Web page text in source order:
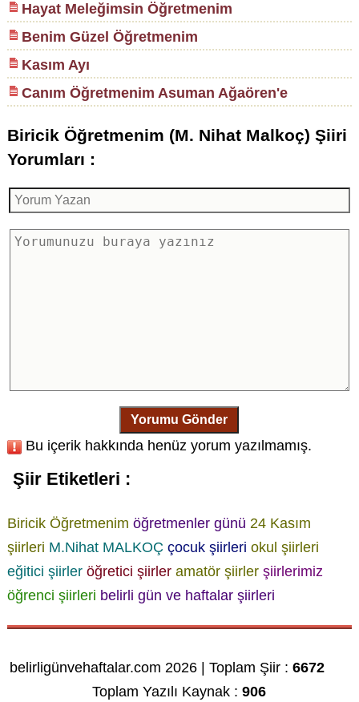
Hayat Meleğimsin Öğretmenim
Benim Güzel Öğretmenim
Kasım Ayı
Canım Öğretmenim Asuman Ağaören'e
Biricik Öğretmenim (M. Nihat Malkoç) Şiiri
Yorumları :
Yorumu Gönder
Bu içerik hakkında henüz yorum yazılmamış.
Şiir Etiketleri :
Biricik Öğretmenim öğretmenler günü 24 Kasım
şiirleri M.Nihat MALKOÇ çocuk şiirleri okul şiirleri
eğitici şiirler öğretici şiirler amatör şiirler şiirlerimiz
öğrenci şiirleri belirli gün ve haftalar şiirleri
belirligünvehaftalar.com 2026 | Toplam Şiir :6672
Toplam Yazılı Kaynak :906